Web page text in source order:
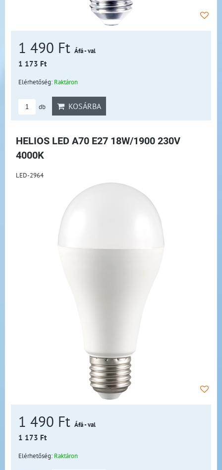
1 490 Ft Áfá - val
1 173 Ft
Elérhetőség: Raktáron
db KOSÁRBA
HELIOS LED A70 E27 18W/1900 230V
4000K
LED-2964
1 490 Ft Áfá - val
1 173 Ft
Elérhetőség: Raktáron